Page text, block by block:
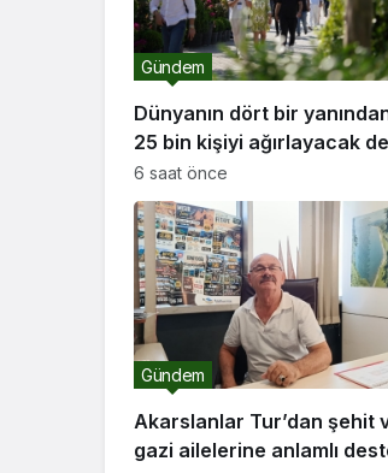
Dünyanın dört bir
25 bin kişiyi ağırlayacak
fuar için geri sayım
Gündem
6 saat önce
Akarslanlar Tur’dan şehit
gazi ailelerine anlamlı
Gündem